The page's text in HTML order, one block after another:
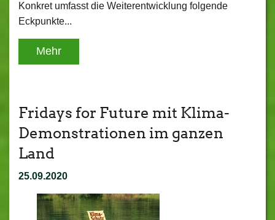
Konkret umfasst die Weiterentwicklung folgende
Eckpunkte...
Mehr
Fridays for Future mit Klima-
Demonstrationen im ganzen
Land
25.09.2020